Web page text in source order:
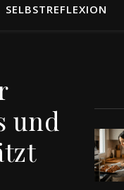
SELBSTREFLEXION
und